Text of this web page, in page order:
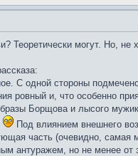
Теоретически могут. Но, не
С одной стороны
ровный и, что особенно
Борщова и лысого
Под влиянием внешнего
часть (очевидно,
антуражем, но не менее от